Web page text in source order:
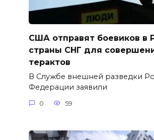
США отправят боевиков в
страны СНГ для
терактов
В Службе внешней разведки
Федерации заявили
0 59